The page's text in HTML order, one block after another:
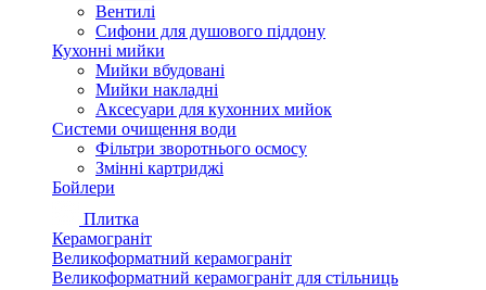
Вентилі
Сифони для душового піддону
Кухонні мийки
Мийки вбудовані
Мийки накладні
Аксесуари для кухонних мийок
Системи очищення води
Фільтри зворотнього осмосу
Змінні картриджі
Бойлери
Плитка
Керамограніт
Великоформатний керамограніт
Великоформатний керамограніт для стільниць